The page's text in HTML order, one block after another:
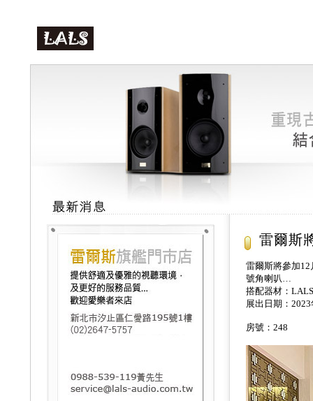
雷爾斯
雷爾斯將參加12
號角喇叭…
搭配器材：
展出日期：
房號：248